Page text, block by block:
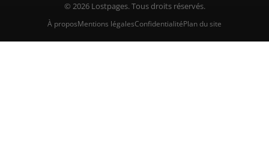
© 2026 Lostpages. Tous droits réservés.
À proposMentions légalesConfidentialitéPlan du site